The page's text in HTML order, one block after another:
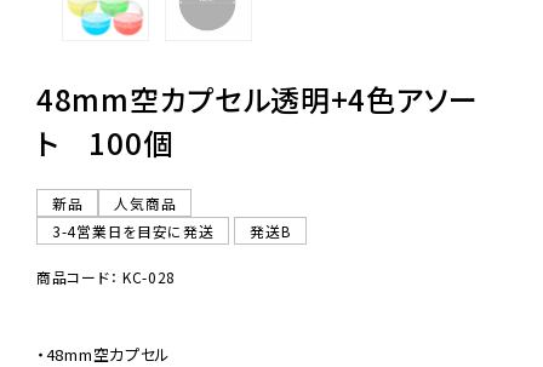
よくあるご質問
06-6282-7659
48mm空カプセル透明+4色アソー
ト 100個
新品
人気商品
3-4営業日を目安に発送
発送B
商品コード： KC-028
・48mm空カプセル